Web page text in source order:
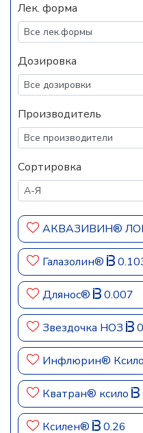
Лек. форма
Дозировка
Производитель
Сортировка
АКВАЗИВИН®
Галазолин®
Длянос® 0.007
Звездочка НОЗ
Инфлюрин® Ксило
Кватран® ксило
Ксилен® 0.26